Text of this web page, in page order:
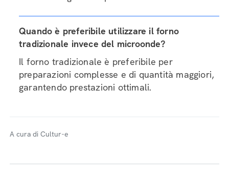
Quando è preferibile utilizzare il forno
tradizionale invece del microonde?
Il forno tradizionale è preferibile per
preparazioni complesse e di quantità maggiori,
garantendo prestazioni ottimali.
A cura di Cultur-e